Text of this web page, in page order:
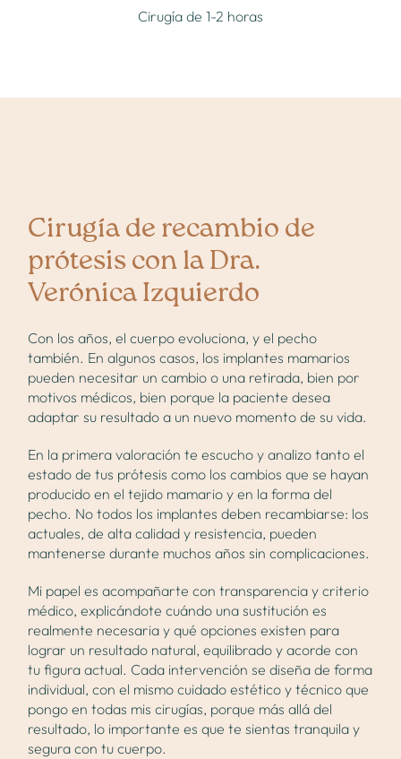
¿Lo tienes decidido o aún tienes dudas?
Cirugía de 1-2 horas
Cirugía de recambio de
prótesis con la Dra.
Verónica Izquierdo
Con los años, el cuerpo evoluciona, y el pecho
también. En algunos casos, los implantes mamarios
pueden necesitar un cambio o una retirada, bien por
motivos médicos, bien porque la paciente desea
adaptar su resultado a un nuevo momento de su vida.
En la primera valoración te escucho y analizo tanto el
estado de tus prótesis como los cambios que se hayan
producido en el tejido mamario y en la forma del
pecho. No todos los implantes deben recambiarse: los
actuales, de alta calidad y resistencia, pueden
mantenerse durante muchos años sin complicaciones.
Mi papel es acompañarte con transparencia y criterio
médico, explicándote cuándo una sustitución es
realmente necesaria y qué opciones existen para
lograr un resultado natural, equilibrado y acorde con
tu figura actual. Cada intervención se diseña de forma
individual, con el mismo cuidado estético y técnico que
pongo en todas mis cirugías, porque más allá del
resultado, lo importante es que te sientas tranquila y
segura con tu cuerpo.